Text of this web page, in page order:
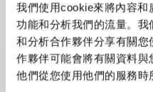
我們使用cookie來將內容和
功能和分析我們的流量。
和分析合作夥伴分享有關
作夥伴可能會將有關資料
他們從您使用他們的服務時
CS型凸輪開關是方便用於
泛的操作開關器。
提供72種標準迴路
透過6種形式與接點模組